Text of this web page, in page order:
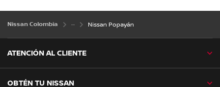
Nissan Colombia Nissan Popayán
ATENCIÓN AL CLIENTE
OBTÉN TU NISSAN